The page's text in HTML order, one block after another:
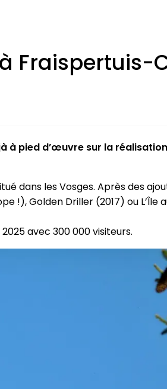
Fraispertuis-
à pied d’œuvre sur la
dans les Vosges. Après des
!), Golden Driller (2017) ou L’Île
avec 300 000 visiteurs.